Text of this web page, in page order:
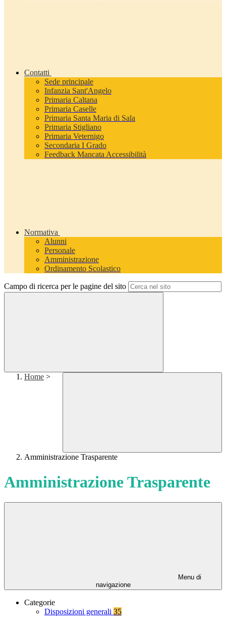
Contatti
Sede principale
Infanzia Sant'Angelo
Primaria Caltana
Primaria Caselle
Primaria Santa Maria di Sala
Primaria Stigliano
Primaria Veternigo
Secondaria I Grado
Feedback Mancata Accessibilità
Normativa
Alunni
Personale
Amministrazione
Ordinamento Scolastico
Campo di ricerca per le pagine del sito
Home >
Amministrazione Trasparente
Amministrazione Trasparente
Menu di
navigazione
Categorie
Disposizioni generali 35